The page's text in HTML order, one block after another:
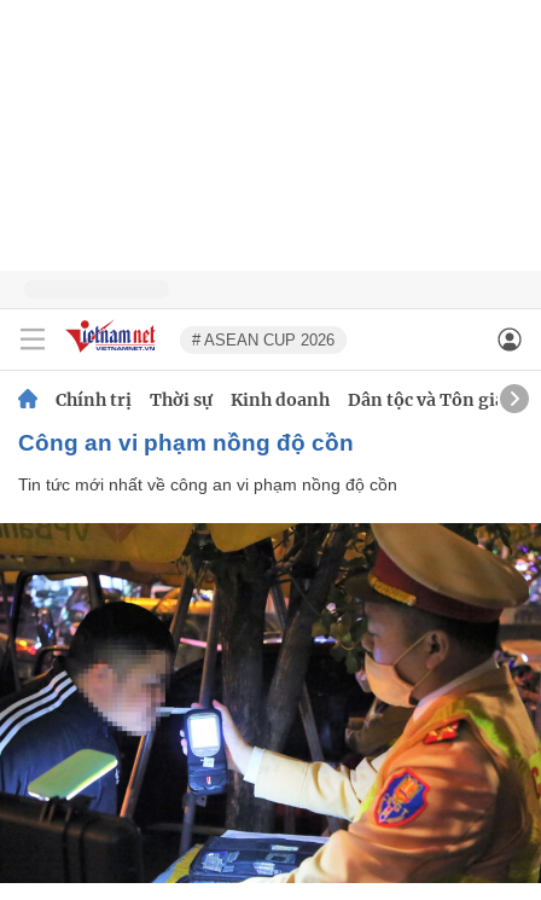
# ASEAN CUP 2026
Chính trị Thời sự Kinh doanh Dân tộc và Tôn giáo
công an vi phạm nồng độ cồn
Tin tức mới nhất về công an vi phạm nồng độ cồn